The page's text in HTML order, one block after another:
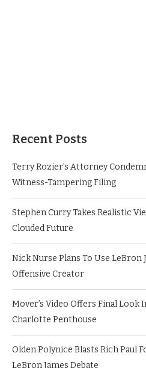
Recent Posts
Terry Rozier’s Attorney
Witness-Tampering Filing
Stephen Curry Takes Realistic
Clouded Future
Nick Nurse Plans To Use LeBron
Offensive Creator
Mover’s Video Offers Final Look
Charlotte Penthouse
Olden Polynice Blasts Rich Paul
LeBron James Debate